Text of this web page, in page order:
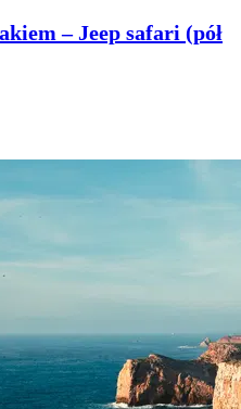
– Jeep safari (pół